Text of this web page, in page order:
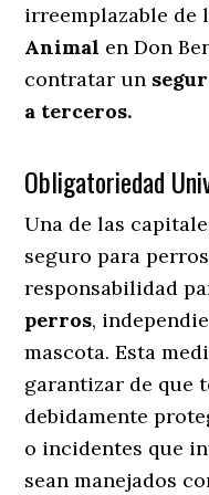
irreemplazable de
Animal en Don
contratar un
a terceros.
Obligatoriedad
Una de las
seguro para
responsabilidad
perros,
mascota. Esta
garantizar de que
debidamente
o incidentes que
sean manejados